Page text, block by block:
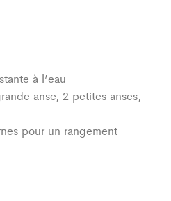
à l’eau
anse, 2 petites anses,
pour un rangement